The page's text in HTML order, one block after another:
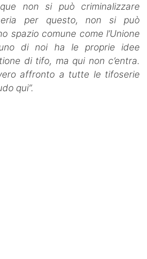
non si può criminalizzare
per questo, non si può
spazio comune come l’Unione
di noi ha le proprie idee
di tifo, ma qui non c’entra.
affronto a tutte le tifoserie
qui”.